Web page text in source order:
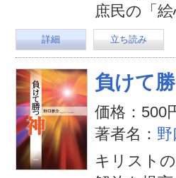
庶民の「
詳細 立ち読み
負けて
価格：500
著者名：
キリスト